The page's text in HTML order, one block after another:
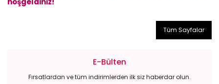
Tüm Sayfalar
E-Bülten
Fırsatlardan ve tüm indirimlerden ilk siz haberdar olun.